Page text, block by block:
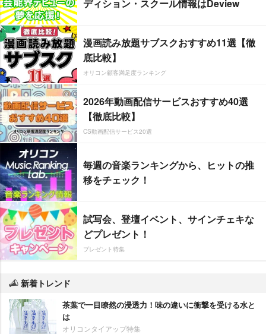
ディション・スクール情報はDeview
漫画読み放題サブスクおすすめ11選【徹
底比較】
オリコン顧客満足度ランキング
2026年動画配信サービスおすすめ40選
【徹底比較】
CS動画配信サービス20選
毎週の音楽ランキングから、ヒットの推
移をチェック！
試写会、登壇イベント、サインチェキな
どプレゼント！
プレゼント特集
新着トレンド
茶葉で一目瞭然の浸透力！味の違いに衝撃を受ける水と
は
オリコンタイアップ特集